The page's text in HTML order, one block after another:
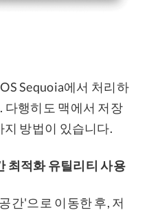
Sequoia에서 처리하
다행히도 맥에서 저장
지 방법이 있습니다.
최적화 유틸리티 사용
간'으로 이동한 후, 저